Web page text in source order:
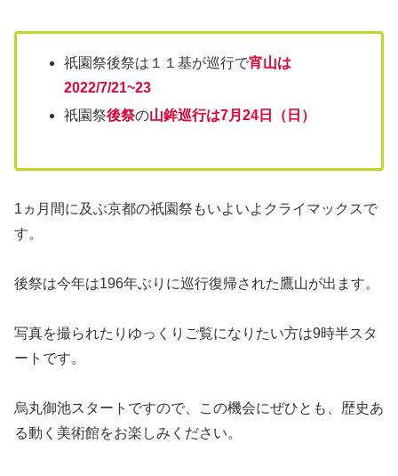
祇園祭後祭は１１基が巡行で宵山は
2022/7/21~23
祇園祭後祭の山鉾巡行は7月24日（日）
1ヵ月間に及ぶ京都の祇園祭もいよいよクライマックスで
す。
後祭は今年は196年ぶりに巡行復帰された鷹山が出ます。
写真を撮られたりゆっくりご覧になりたい方は9時半スタ
ートです。
烏丸御池スタートですので、この機会にぜひとも、歴史あ
る動く美術館をお楽しみください。